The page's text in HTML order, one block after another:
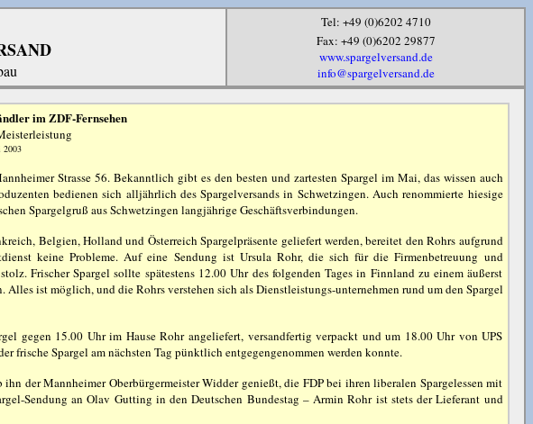
Tel: +49 (0)6202 4710
Fax: +49 (0)6202 29877
www.spargelversand.de
info@spargelversand.de
im ZDF-Fernsehen
2003
Strasse 56. Bekanntlich gibt es den besten und zartesten Spargel im Mai, das wissen auch
bedienen sich alljährlich des Spargelversands in Schwetzingen. Auch renommierte hiesige
Spargelgruß aus Schwetzingen langjährige Geschäftsverbindungen.
Belgien, Holland und Österreich Spargelpräsente geliefert werden, bereitet den Rohrs aufgrund
keine Probleme. Auf eine Sendung ist Ursula Rohr, die sich für die Firmenbetreuung und
Frischer Spargel sollte spätestens 12.00 Uhr des folgenden Tages in Finnland zu einem äußerst
ist möglich, und die Rohrs verstehen sich als Dienstleistungs-unternehmen rund um den Spargel
gegen 15.00 Uhr im Hause Rohr angeliefert, versandfertig verpackt und um 18.00 Uhr von UPS
frische Spargel am nächsten Tag pünktlich entgegengenommen werden konnte.
der Mannheimer Oberbürgermeister Widder genießt, die FDP bei ihren liberalen Spargelessen mit
Sendung an Olav Gutting in den Deutschen Bundestag – Armin Rohr ist stets der Lieferant und